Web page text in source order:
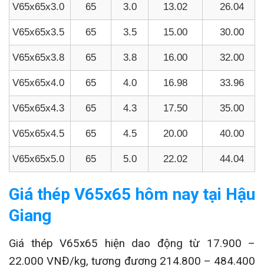
V65x65x3.0 65 3.0 13.02 26.04
V65x65x3.5 65 3.5 15.00 30.00
V65x65x3.8 65 3.8 16.00 32.00
V65x65x4.0 65 4.0 16.98 33.96
V65x65x4.3 65 4.3 17.50 35.00
V65x65x4.5 65 4.5 20.00 40.00
V65x65x5.0 65 5.0 22.02 44.04
Giá thép V65x65 hôm nay tại Hậu
Giang
Giá thép V65x65 hiện dao động từ 17.900 –
22.000 VNĐ/kg, tương đương 214.800 – 484.400